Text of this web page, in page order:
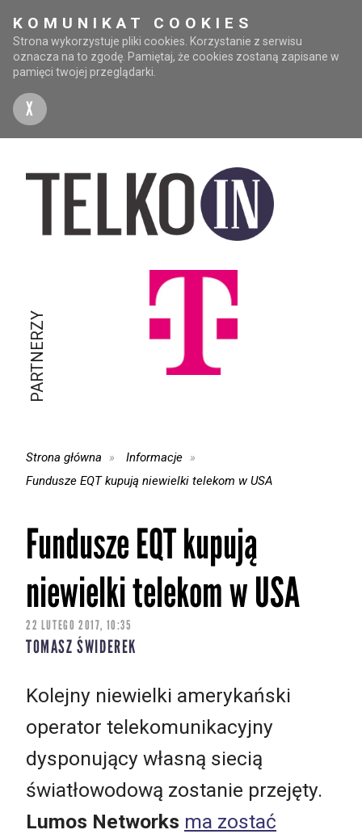
KOMUNIKAT COOKIES
Strona wykorzystuje pliki cookies. Korzystanie z serwisu
oznacza na to zgodę. Pamiętaj, że cookies zostaną zapisane w
pamięci twojej przeglądarki.
X
PARTNERZY
Strona główna
Informacje
Fundusze EQT kupują niewielki telekom w USA
Fundusze EQT kupują
niewielki telekom w USA
22 LUTEGO 2017, 10:35
TOMASZ ŚWIDEREK
Kolejny niewielki amerykański
operator telekomunikacyjny
dysponujący własną siecią
światłowodową zostanie przejęty.
Lumos Networks ma zostać